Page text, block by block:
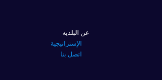
عن البلديه
الإستراتيجية
اتصل بنا